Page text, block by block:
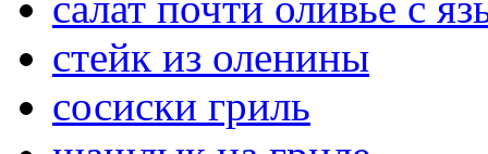
стейк из оленины
сосиски гриль